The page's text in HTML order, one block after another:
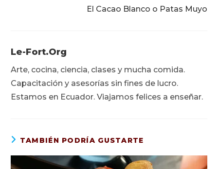
El Cacao Blanco o Patas Muyo
Le-Fort.org
Arte, cocina, ciencia, clases y mucha comida.
Capacitación y asesorías sin fines de lucro.
Estamos en Ecuador. Viajamos felices a enseñar.
TAMBIÉN PODRÍA GUSTARTE